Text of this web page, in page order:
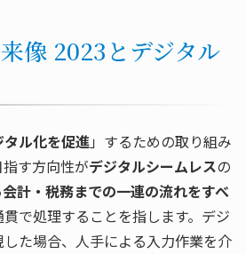
像 2023とデジタル
ル化を促進」するための取り組み
す方向性がデジタルシームレスの
計・税務までの一連の流れをすべ
貫で処理することを指します。デジ
た場合、人手による入力作業を介